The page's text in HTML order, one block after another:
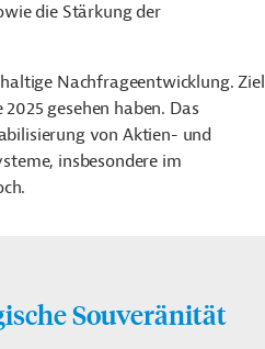
die Stärkung der
Nachfrageentwicklung. Ziel
gesehen haben. Das
von Aktien- und
insbesondere im
Souveränität